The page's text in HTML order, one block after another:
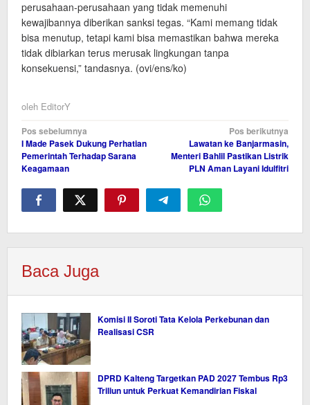
perusahaan-perusahaan yang tidak memenuhi
kewajibannya diberikan sanksi tegas. “Kami memang tidak
bisa menutup, tetapi kami bisa memastikan bahwa mereka
tidak dibiarkan terus merusak lingkungan tanpa
konsekuensi,” tandasnya. (ovi/ens/ko)
oleh EditorY
Navigasi
pos
Pos sebelumnya
I Made Pasek Dukung Perhatian
Pemerintah Terhadap Sarana
Keagamaan
Pos berikutnya
Lawatan ke Banjarmasin,
Menteri Bahlil Pastikan Listrik
PLN Aman Layani Idulfitri
Baca Juga
Komisi II Soroti Tata Kelola Perkebunan dan
Realisasi CSR
DPRD Kalteng Targetkan PAD 2027 Tembus Rp3
Triliun untuk Perkuat Kemandirian Fiskal